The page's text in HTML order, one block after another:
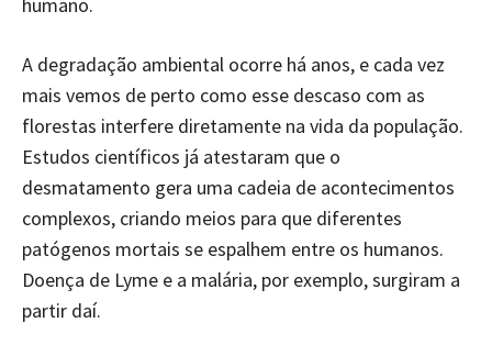
humano.
A degradação ambiental ocorre há anos, e cada vez
mais vemos de perto como esse descaso com as
florestas interfere diretamente na vida da população.
Estudos científicos já atestaram que o
desmatamento gera uma cadeia de acontecimentos
complexos, criando meios para que diferentes
patógenos mortais se espalhem entre os humanos.
Doença de Lyme e a malária, por exemplo, surgiram a
partir daí.